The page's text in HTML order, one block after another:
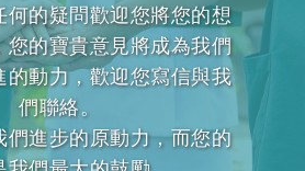
何的疑問歡迎您將您的想
您的寶貴意見將成為我們
的動力，歡迎您寫信與我
們聯絡。
們進步的原動力，而您的